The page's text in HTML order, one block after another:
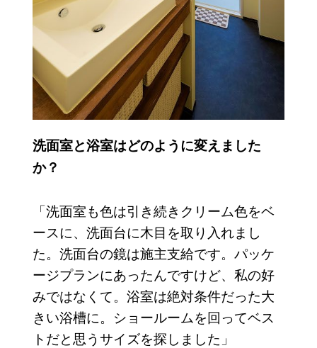
洗面室と浴室はどのように変えました
か？
「洗面室も色は引き続きクリーム色をベ
ースに、洗面台に木目を取り入れまし
た。洗面台の鏡は施主支給です。パッケ
ージプランにあったんですけど、私の好
みではなくて。浴室は絶対条件だった大
きい浴槽に。ショールームを回ってベス
トだと思うサイズを探しました」